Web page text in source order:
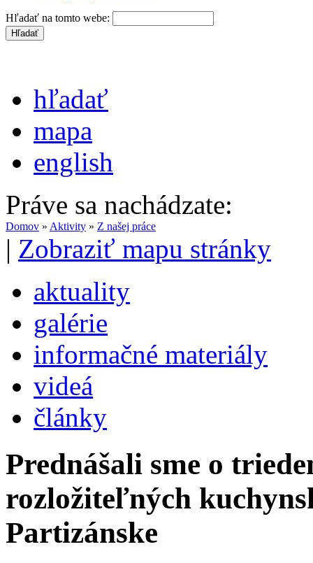
Hľadať na tomto webe:
hľadať
mapa
english
Práve sa nachádzate:
Domov » Aktivity » Z našej práce
| Zobraziť mapu stránky
aktuality
galérie
informačné materiály
videá
články
Prednášali sme o
rozložiteľných
Partizánske